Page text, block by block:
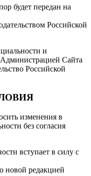
будет передан на
Российской
и
Сайта
Российской
изменения в
без согласия
вступает в силу с
новой редакцией